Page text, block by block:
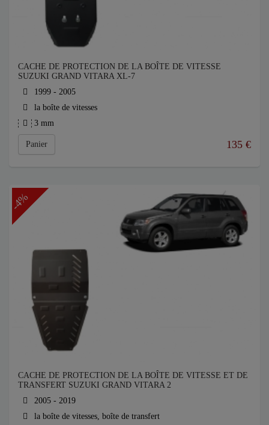
CACHE DE PROTECTION DE LA BOÎTE DE VITESSE
SUZUKI GRAND VITARA XL-7
1999 - 2005
la boîte de vitesses
3 mm
Panier 135 €
-4%
CACHE DE PROTECTION DE LA BOÎTE DE VITESSE ET DE
TRANSFERT SUZUKI GRAND VITARA 2
2005 - 2019
la boîte de vitesses, boîte de transfert